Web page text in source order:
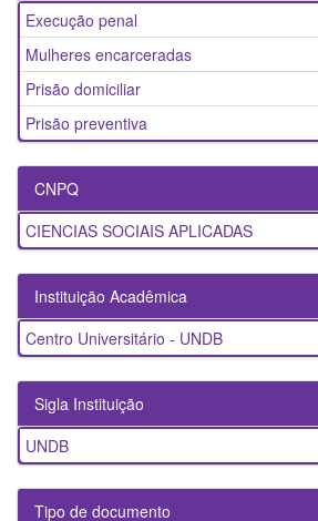
Execução penal
Mulheres encarceradas
Prisão domiciliar
Prisão preventiva
CNPQ
CIENCIAS SOCIAIS APLICADAS
Instituição Acadêmica
Centro Universitário - UNDB
Sigla Instituição
UNDB
Tipo de documento